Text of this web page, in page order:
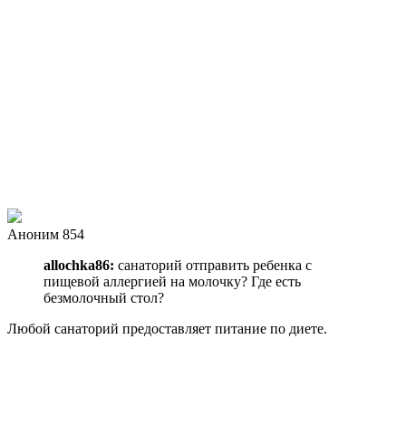
Аноним 854
allochka86: санаторий отправить ребенка с
пищевой аллергией на молочку? Где есть
безмолочный стол?
Любой санаторий предоставляет питание по диете.